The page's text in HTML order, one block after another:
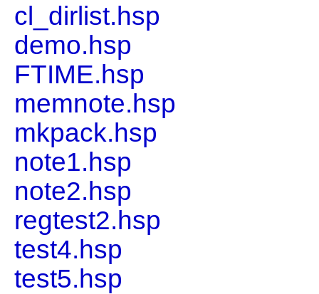
cl_dirlist.hsp
demo.hsp
FTIME.hsp
memnote.hsp
mkpack.hsp
note1.hsp
note2.hsp
regtest2.hsp
test4.hsp
test5.hsp